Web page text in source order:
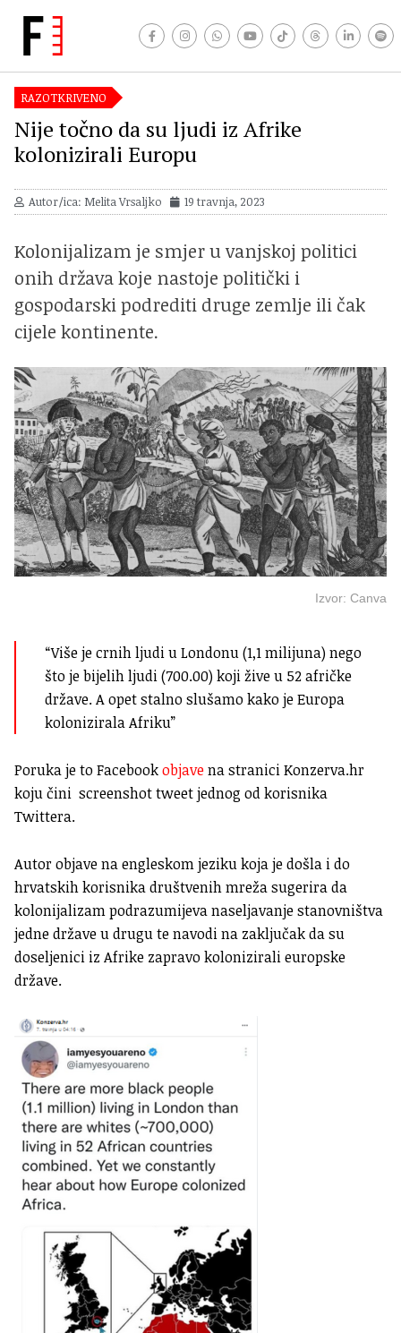
RAZOTKRIVENO
Nije točno da su ljudi iz Afrike
kolonizirali Europu
Autor/ica: Melita Vrsaljko 19 travnja, 2023
Kolonijalizam je smjer u vanjskoj politici
onih država koje nastoje politički i
gospodarski podrediti druge zemlje ili čak
cijele kontinente.
Izvor: Canva
“Više je crnih ljudi u Londonu (1,1 milijuna) nego
što je bijelih ljudi (700.00) koji žive u 52 afričke
države. A opet stalno slušamo kako je Europa
kolonizirala Afriku”
Poruka je to Facebookobjavena stranici Konzerva.hr
koju čini screenshot tweet jednog od korisnika
Twittera.
Autor objave na engleskom jeziku koja je došla i do
hrvatskih korisnika društvenih mreža sugerira da
kolonijalizam podrazumijeva naseljavanje stanovništva
jedne države u drugu te navodi na zaključak da su
doseljenici iz Afrike zapravo kolonizirali europske
države.